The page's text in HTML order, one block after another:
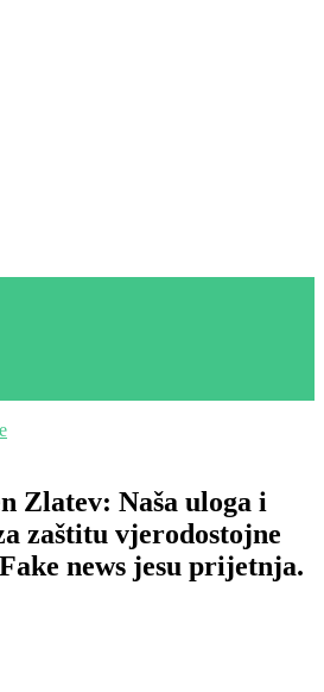
Zlatev: Naša uloga i
zaštitu vjerodostojne
news jesu prijetnja.